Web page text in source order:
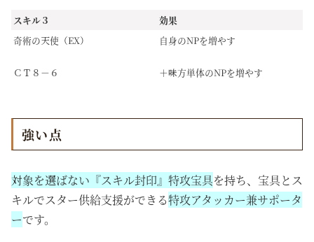
スキル３
効果
奇術の天使（EX）
ＣＴ８－６
自身のNPを増やす
＋味方単体のNPを増やす
強い点
対象を選ばない『スキル封印』特攻宝具を持ち、宝具とス
キルでスター供給支援ができる特攻アタッカー兼サポータ
ーです。